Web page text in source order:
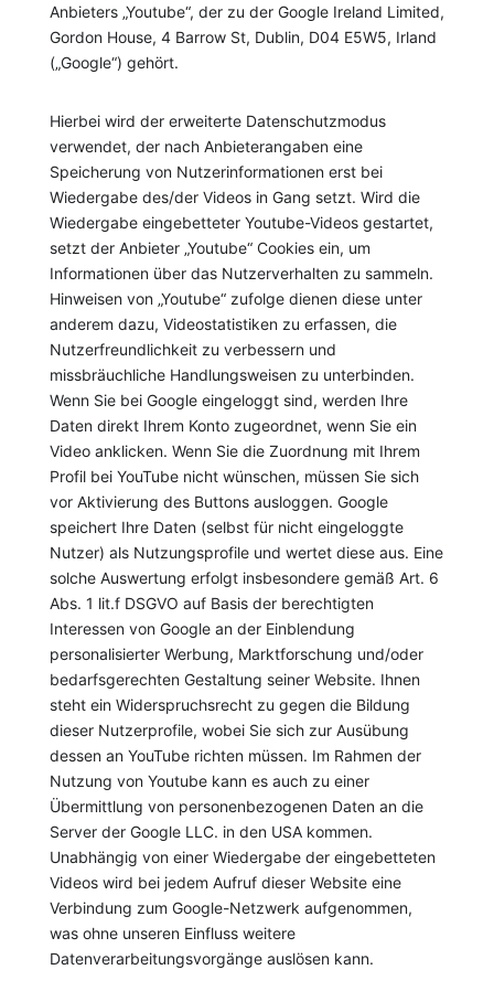
Anbieters „Youtube“, der zu der Google Ireland Limited,
Gordon House, 4 Barrow St, Dublin, D04 E5W5, Irland
(„Google“) gehört.
Hierbei wird der erweiterte Datenschutzmodus
verwendet, der nach Anbieterangaben eine
Speicherung von Nutzerinformationen erst bei
Wiedergabe des/der Videos in Gang setzt. Wird die
Wiedergabe eingebetteter Youtube-Videos gestartet,
setzt der Anbieter „Youtube“ Cookies ein, um
Informationen über das Nutzerverhalten zu sammeln.
Hinweisen von „Youtube“ zufolge dienen diese unter
anderem dazu, Videostatistiken zu erfassen, die
Nutzerfreundlichkeit zu verbessern und
missbräuchliche Handlungsweisen zu unterbinden.
Wenn Sie bei Google eingeloggt sind, werden Ihre
Daten direkt Ihrem Konto zugeordnet, wenn Sie ein
Video anklicken. Wenn Sie die Zuordnung mit Ihrem
Profil bei YouTube nicht wünschen, müssen Sie sich
vor Aktivierung des Buttons ausloggen. Google
speichert Ihre Daten (selbst für nicht eingeloggte
Nutzer) als Nutzungsprofile und wertet diese aus. Eine
solche Auswertung erfolgt insbesondere gemäß Art. 6
Abs. 1 lit.f DSGVO auf Basis der berechtigten
Interessen von Google an der Einblendung
personalisierter Werbung, Marktforschung und/oder
bedarfsgerechten Gestaltung seiner Website. Ihnen
steht ein Widerspruchsrecht zu gegen die Bildung
dieser Nutzerprofile, wobei Sie sich zur Ausübung
dessen an YouTube richten müssen. Im Rahmen der
Nutzung von Youtube kann es auch zu einer
Übermittlung von personenbezogenen Daten an die
Server der Google LLC. in den USA kommen.
Unabhängig von einer Wiedergabe der eingebetteten
Videos wird bei jedem Aufruf dieser Website eine
Verbindung zum Google-Netzwerk aufgenommen,
was ohne unseren Einfluss weitere
Datenverarbeitungsvorgänge auslösen kann.